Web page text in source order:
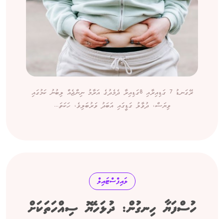
ރޭގަނޑު 7 ގަޑިއިރާއި 8ގަޑިއިރާ ދެމެދުގެ އަރާމު ނިންޖެއް ލިބުނު ކަމުގައި
ވިޔަސް، ދުވާލު ގަޑީގައި އަބަދު ވަރުބަލިވެ، ހަކަތަ...
ލައިފްސްޓައިލް
ހުސްފަޔާ ހިނގުން: ދުޅަހެޔޮ ސިއްހަތަކަށް